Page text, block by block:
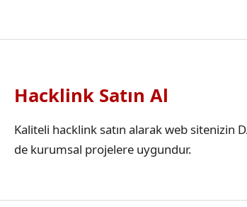
Hacklink Satın Al
Kaliteli hacklink satın alarak web sitenizin
de kurumsal projelere uygundur.